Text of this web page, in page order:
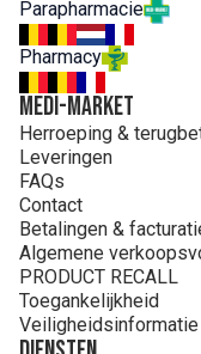
ISOSTEARATE.
Parapharmacie
Pharmacy
MEDI-MARKET
Herroeping &
Leveringen
FAQs
Contact
Betalingen &
Algemene
PRODUCT RECALL
Toegankelijkheid
Veiligheidsinformatie